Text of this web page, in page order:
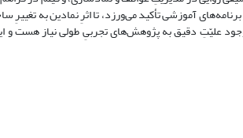
آموزشی تأکید می‌ورزد، تا اثرِ نمادین به تغییرِ
وجود علیّتِ دقیق به پژوهش‌های تجربیِ طولی نیاز هست و